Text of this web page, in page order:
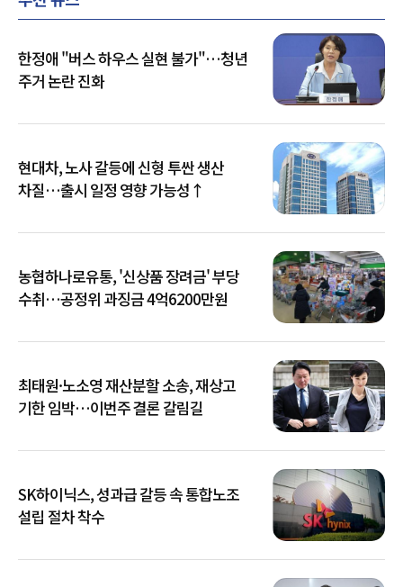
한정애 "버스 하우스 실현 불가"…청년
주거 논란 진화
현대차, 노사 갈등에 신형 투싼 생산
차질…출시 일정 영향 가능성↑
농협하나로유통, '신상품 장려금' 부당
수취…공정위 과징금 4억6200만원
최태원·노소영 재산분할 소송, 재상고
기한 임박…이번주 결론 갈림길
SK하이닉스, 성과급 갈등 속 통합노조
설립 절차 착수